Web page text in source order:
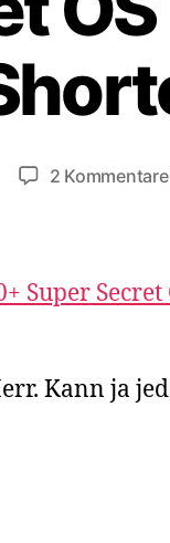
2 Kommentare
Super Secret
Kann ja